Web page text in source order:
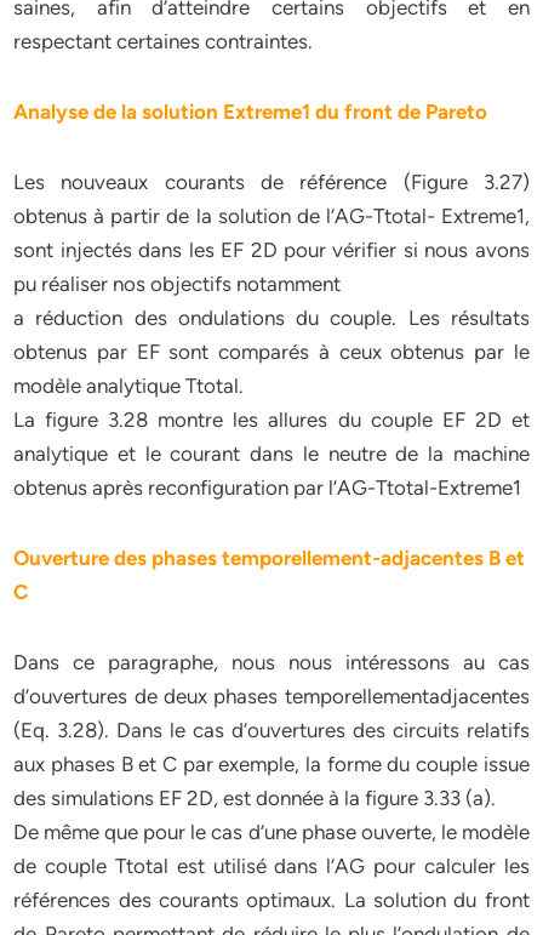
saines, afin d’atteindre certains objectifs et en
respectant certaines contraintes.
Analyse de la solution Extreme1 du front de Pareto
Les nouveaux courants de référence (Figure 3.27)
obtenus à partir de la solution de l’AG-Ttotal- Extreme1,
sont injectés dans les EF 2D pour vérifier si nous avons
pu réaliser nos objectifs notamment
a réduction des ondulations du couple. Les résultats
obtenus par EF sont comparés à ceux obtenus par le
modèle analytique Ttotal.
La figure 3.28 montre les allures du couple EF 2D et
analytique et le courant dans le neutre de la machine
obtenus après reconfiguration par l’AG-Ttotal-Extreme1
Ouverture des phases temporellement-adjacentes B et
C
Dans ce paragraphe, nous nous intéressons au cas
d’ouvertures de deux phases temporellementadjacentes
(Eq. 3.28). Dans le cas d’ouvertures des circuits relatifs
aux phases B et C par exemple, la forme du couple issue
des simulations EF 2D, est donnée à la figure 3.33 (a).
De même que pour le cas d’une phase ouverte, le modèle
de couple Ttotal est utilisé dans l’AG pour calculer les
références des courants optimaux. La solution du front